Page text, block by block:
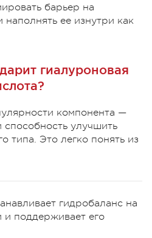
барьер на
ее изнутри как
гиалуроновая
компонента —
способность улучшить
типа. Это легко понять из
гидробаланс на
и поддерживает его